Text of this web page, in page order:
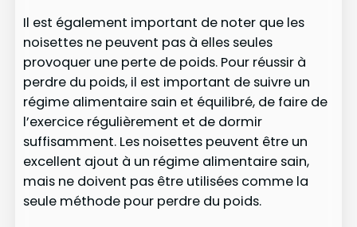
Il est également important de noter que les
noisettes ne peuvent pas à elles seules
provoquer une perte de poids. Pour réussir à
perdre du poids, il est important de suivre un
régime alimentaire sain et équilibré, de faire de
l’exercice régulièrement et de dormir
suffisamment. Les noisettes peuvent être un
excellent ajout à un régime alimentaire sain,
mais ne doivent pas être utilisées comme la
seule méthode pour perdre du poids.